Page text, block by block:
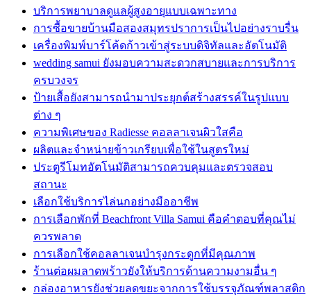
บริการพยาบาลดูแลผู้สูงอายุแบบเฉพาะทาง
การซื้อขายบ้านมือสองสมุทรปราการเป็นไปอย่างราบรื่น
เครื่องพิมพ์บาร์โค้ดก้าวเข้าสู่ระบบดิจิทัลและอัตโนมัติ
wedding samui ยังมอบความสะดวกสบายและการบริการ
ครบวงจร
ป้ายเสื้อยังสามารถนำมาประยุกต์สร้างสรรค์ในรูปแบบ
ต่าง ๆ
ความพิเศษของ Radiesse คอลลาเจนผิวใสคือ
ผลิตและจำหน่ายข้าวเกรียบเพื่อใช้ในสูตรใหม่
ประตูรีโมทอัตโนมัติสามารถควบคุมและตรวจสอบ
สถานะ
เลือกใช้บริการไล่นกอย่างมืออาชีพ
การเลือกพักที่ Beachfront Villa Samui คือคำตอบที่คุณไม่
ควรพลาด
การเลือกใช้คอลลาเจนบำรุงกระดูกที่มีคุณภาพ
ร้านต่อผมลาดพร้าวยังให้บริการด้านความงามอื่น ๆ
กล่องอาหารยังช่วยลดขยะจากการใช้บรรจุภัณฑ์พลาสติก